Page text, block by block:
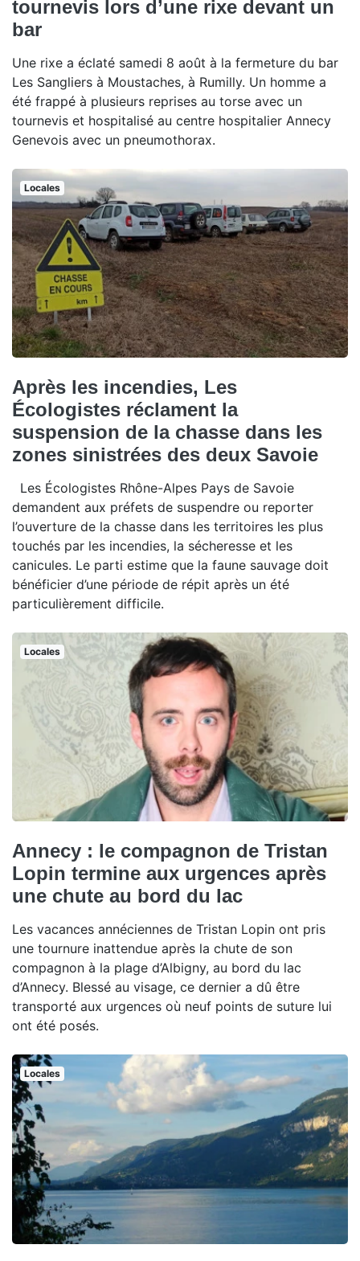
tournevis lors d’une rixe devant un
bar
Une rixe a éclaté samedi 8 août à la fermeture du bar
Les Sangliers à Moustaches, à Rumilly. Un homme a
été frappé à plusieurs reprises au torse avec un
tournevis et hospitalisé au centre hospitalier Annecy
Genevois avec un pneumothorax.
Locales
Après les incendies, Les
Écologistes réclament la
suspension de la chasse dans les
zones sinistrées des deux Savoie
Les Écologistes Rhône-Alpes Pays de Savoie
demandent aux préfets de suspendre ou reporter
l’ouverture de la chasse dans les territoires les plus
touchés par les incendies, la sécheresse et les
canicules. Le parti estime que la faune sauvage doit
bénéficier d’une période de répit après un été
particulièrement difficile.
Locales
Annecy : le compagnon de Tristan
Lopin termine aux urgences après
une chute au bord du lac
Les vacances annéciennes de Tristan Lopin ont pris
une tournure inattendue après la chute de son
compagnon à la plage d’Albigny, au bord du lac
d’Annecy. Blessé au visage, ce dernier a dû être
transporté aux urgences où neuf points de suture lui
ont été posés.
Locales